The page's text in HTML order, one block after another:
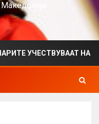
НА СРБИЈА